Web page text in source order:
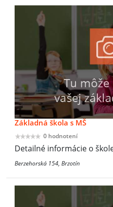
Základná škola s MŠ
0 hodnotení
Detailné informácie o
Berzehorská 154, Brzotín